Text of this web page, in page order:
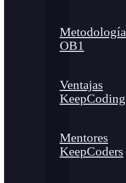
Metodología
OB1
Ventajas
KeepCoding
Mentores
KeepCoders